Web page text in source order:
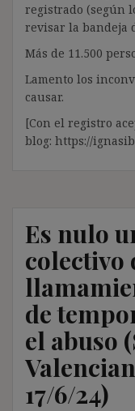
registrado (según
revisar la bandeja
Más de 11.500
Lamento los
causar.
[Con el registro
blog: https://
Es nulo
colectivo
de
el abuso
17/6/24)